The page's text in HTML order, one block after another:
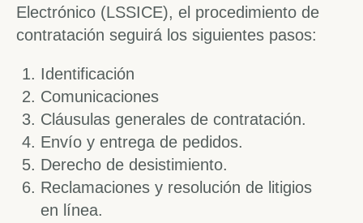
Electrónico (LSSICE), el procedimiento de
contratación seguirá los siguientes pasos:
Identificación
Comunicaciones
Cláusulas generales de contratación.
Envío y entrega de pedidos.
Derecho de desistimiento.
Reclamaciones y resolución de litigios
en línea.